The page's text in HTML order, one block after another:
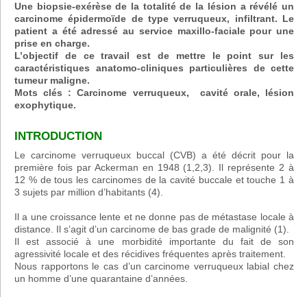
Une biopsie-exérèse de la totalité de la lésion a révélé un
carcinome épidermoïde de type verruqueux, infiltrant. Le
patient a été adressé au service maxillo-faciale pour une
prise en charge.
L’objectif de ce travail est de mettre le point sur les
caractéristiques anatomo-cliniques particulières de cette
tumeur maligne.
Mots clés : Carcinome verruqueux, cavité orale, lésion
exophytique.
INTRODUCTION
Le carcinome verruqueux buccal (CVB) a été décrit pour la
première fois par Ackerman en 1948 (1,2,3). Il représente 2 à
12 % de tous les carcinomes de la cavité buccale et touche 1 à
3 sujets par million d’habitants (4).
Il a une croissance lente et ne donne pas de métastase locale à
distance. Il s’agit d’un carcinome de bas grade de malignité (1).
Il est associé à une morbidité importante du fait de son
agressivité locale et des récidives fréquentes après traitement.
Nous rapportons le cas d’un carcinome verruqueux labial chez
un homme d’une quarantaine d’années.